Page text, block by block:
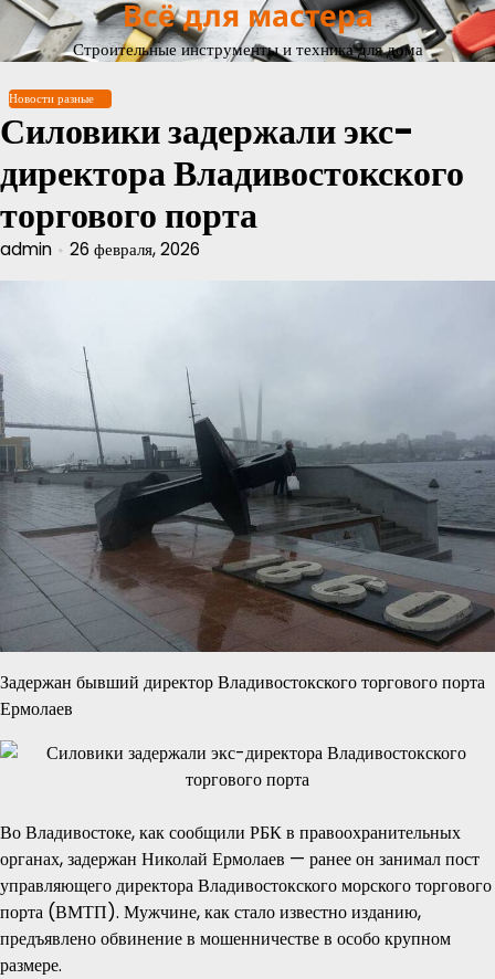
Перейти
содержимому
Всё для мастера
Строительные инструменты и техника для дома
Новости разные
Силовики задержали экс-
директора Владивостокского
торгового порта
admin 26 февраля, 2026
Задержан бывший директор Владивостокского торгового порта
Ермолаев
Во Владивостоке, как сообщили РБК в правоохранительных
органах, задержан Николай Ермолаев — ранее он занимал пост
управляющего директора Владивостокского морского торгового
порта (ВМТП). Мужчине, как стало известно изданию,
предъявлено обвинение в мошенничестве в особо крупном
размере.